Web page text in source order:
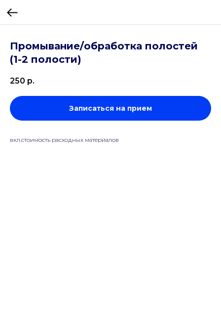
Промывание/обработка полостей
(1-2 полости)
250 р.
Записаться на прием
вкл.стоимость расходных материалов